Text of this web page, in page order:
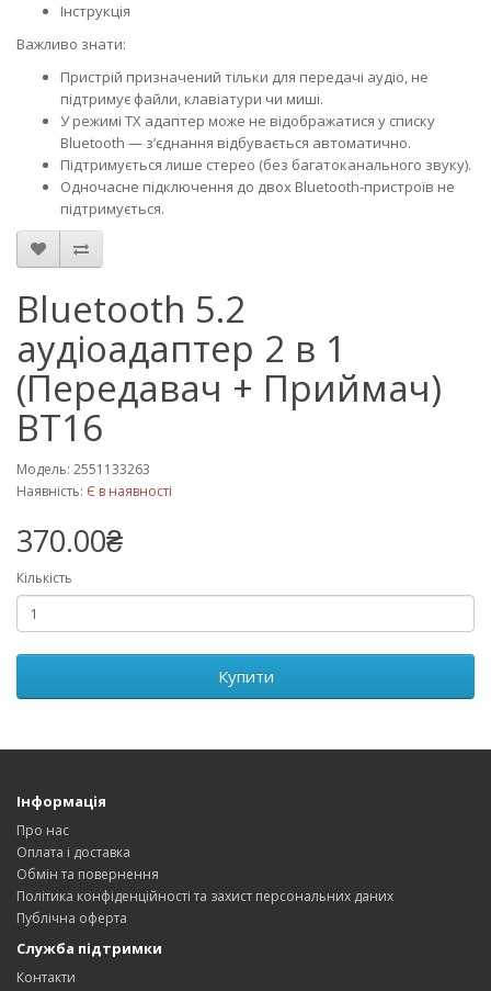
Інструкція
Важливо знати:
Пристрій призначений тільки для передачі аудіо, не
підтримує файли, клавіатури чи миші.
У режимі TX адаптер може не відображатися у списку
Bluetooth — з’єднання відбувається автоматично.
Підтримується лише стерео (без багатоканального звуку).
Одночасне підключення до двох Bluetooth-пристроїв не
підтримується.
Bluetooth 5.2
аудіоадаптер 2 в 1
(Передавач + Приймач)
BT16
Модель: 2551133263
Наявність: Є в наявності
370.00₴
Кількість
Купити
Інформація
Про нас
Оплата і доставка
Обмін та повернення
Політика конфіденційності та захист персональних даних
Публічна оферта
Служба підтримки
Контакти